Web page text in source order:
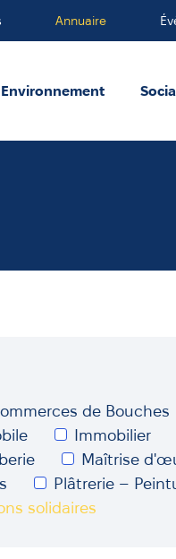
Annuaire
de Bouches
Immobilier
Maîtrise
Plâtrerie –
solidaires